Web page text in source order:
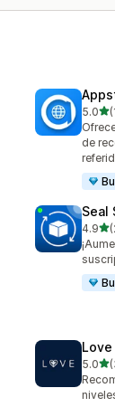
5.0de
1242
de
Seal
4.9de
2932
5.0de
316